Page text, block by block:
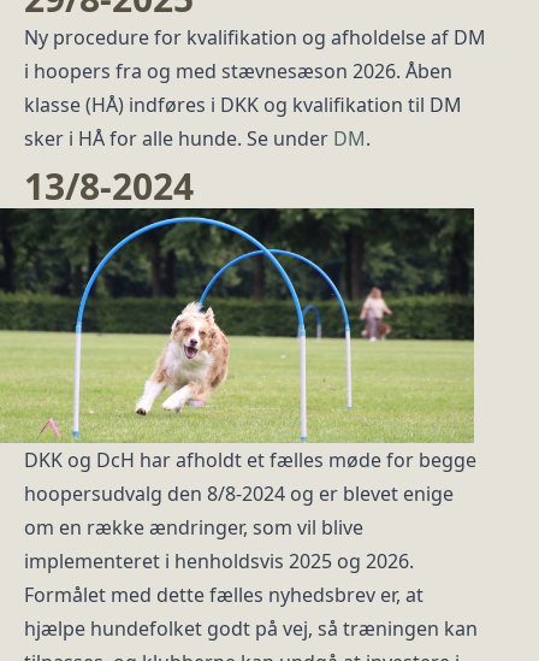
Ny procedure for kvalifikation og afholdelse af DM
i hoopers fra og med stævnesæson 2026. Åben
klasse (HÅ) indføres i DKK og kvalifikation til DM
sker i HÅ for alle hunde. Se under DM.
13/8-2024
DKK og DcH har afholdt et fælles møde for begge
hoopersudvalg den 8/8-2024 og er blevet enige
om en række ændringer, som vil blive
implementeret i henholdsvis 2025 og 2026.
Formålet med dette fælles nyhedsbrev er, at
hjælpe hundefolket godt på vej, så træningen kan